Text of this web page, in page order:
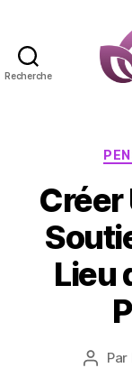
Recherche
Créer
Lieu
Auteur
Par